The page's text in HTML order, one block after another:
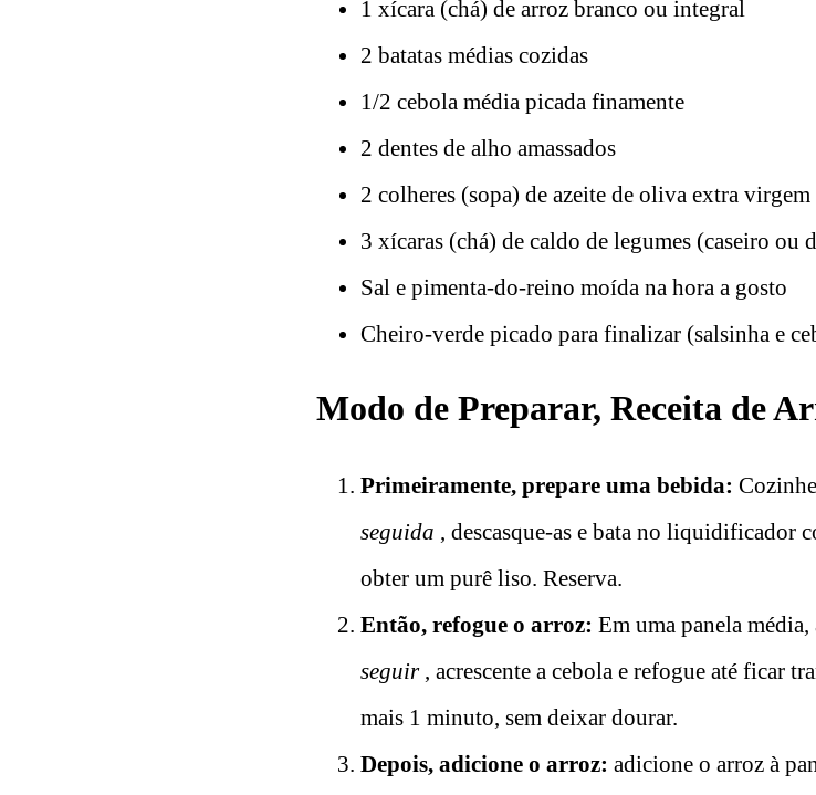
1 xícara (chá) de arroz branco ou integral
2 batatas médias cozidas
1/2 cebola média picada finamente
2 dentes de alho amassados
2 colheres (sopa) de azeite de oliva extra virgem
3 xícaras (chá) de caldo de legumes (caseiro ou
Sal e pimenta-do-reino moída na hora a gosto
Cheiro-verde picado para finalizar (salsinha e
Modo de Preparar, Receita de
Primeiramente, prepare uma bebida:
seguida , descasque-as e bata no liquidificador
obter um purê liso. Reserva.
Então, refogue o arroz: Em uma panela
seguir, acrescente a cebola e refogue até ficar
mais 1 minuto, sem deixar dourar.
Depois, adicione o arroz: adicione o arroz à